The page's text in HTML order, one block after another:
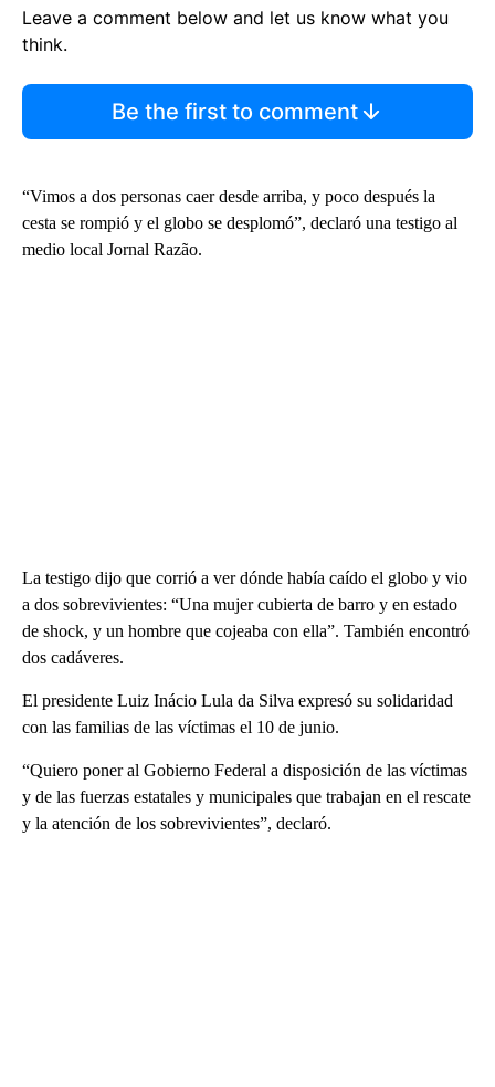
Leave a comment below and let us know what you
think.
Be the first to comment
“Vimos a dos personas caer desde arriba, y poco después la
cesta se rompió y el globo se desplomó”, declaró una testigo al
medio local Jornal Razão.
La testigo dijo que corrió a ver dónde había caído el globo y vio
a dos sobrevivientes: “Una mujer cubierta de barro y en estado
de shock, y un hombre que cojeaba con ella”. También encontró
dos cadáveres.
El presidente Luiz Inácio Lula da Silva expresó su solidaridad
con las familias de las víctimas el 10 de junio.
“Quiero poner al Gobierno Federal a disposición de las víctimas
y de las fuerzas estatales y municipales que trabajan en el rescate
y la atención de los sobrevivientes”, declaró.